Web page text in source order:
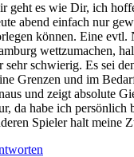
geht es wie Dir, ich
abend einfach nur
können. Eine evtl.
wettzumachen,
sehr schwierig. Es sei
Grenzen und im
und zeigt absolute
da habe ich persönlich
Spieler halt meine